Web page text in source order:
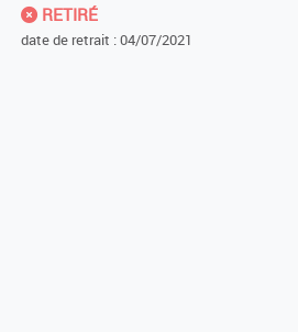
RETIRÉ
date de retrait : 04/07/2021